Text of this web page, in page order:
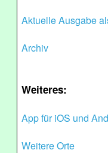
Aktuelle Ausgabe
Archiv
Weiteres:
App für iOS und
Weitere Orte